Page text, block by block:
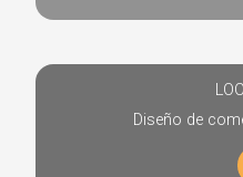
Diseño de